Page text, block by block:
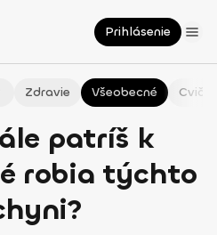
Prihlásenie
Zdravie Všeobecné
patríš k
robia týchto